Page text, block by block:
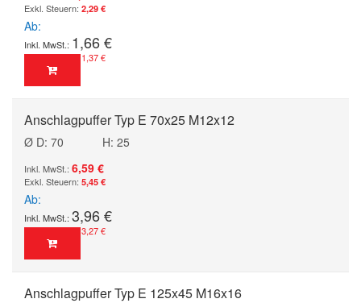
2,29 €
Ab
1,66 €
1,37 €
Anschlagpuffer Typ E 70x25 M12x12
Ø D: 70
H: 25
6,59 €
5,45 €
Ab
3,96 €
3,27 €
Anschlagpuffer Typ E 125x45 M16x16